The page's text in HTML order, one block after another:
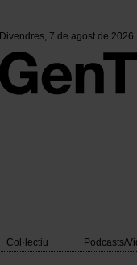
Divendres, 7 de agost de 2026
Col·lectiu Podcasts/